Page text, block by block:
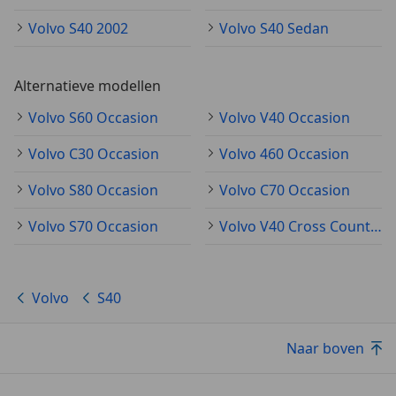
Volvo S40 2002
Volvo S40 Sedan
Alternatieve modellen
Volvo S60 Occasion
Volvo V40 Occasion
Volvo C30 Occasion
Volvo 460 Occasion
Volvo S80 Occasion
Volvo C70 Occasion
Volvo S70 Occasion
Volvo V40 Cross Country Occasion
Volvo S40
Naar boven